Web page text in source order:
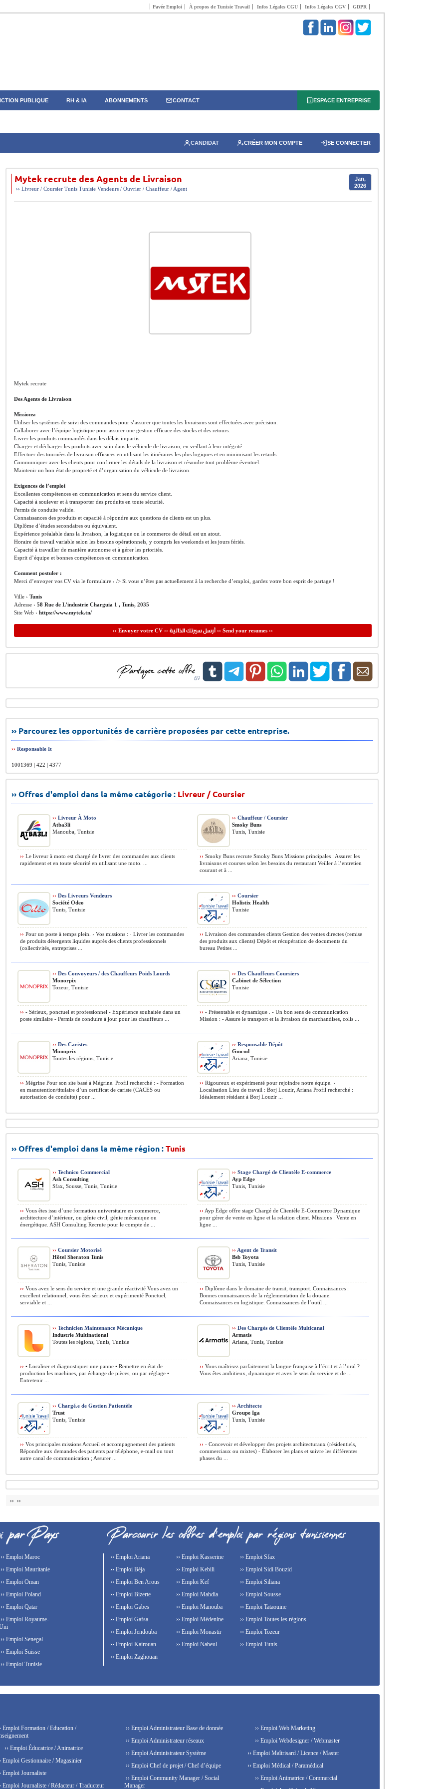
Pavée Emploi À propos de Tunisie Travail Infos Légales CGU Infos Légales CGV GDPR
PUBLIQUE RH & IA ABONNEMENTS CONTACT ESPACE ENTREPRISE
CANDIDAT CRÉER MON COMPTE SE CONNECTER
Mytek recrute des Agents de Livraison
Jan,
2026
›› Livreur / Coursier Tunis Tunisie Vendeurs / Ouvrier / Chauffeur / Agent
Mytek recrute
Des Agents de Livraison
Missions:
Utiliser les systèmes de suivi des commandes pour s’assurer que toutes les livraisons sont effectuées avec précision.
Collaborer avec l’équipe logistique pour assurer une gestion efficace des stocks et des retours.
Livrer les produits commandés dans les délais impartis.
Charger et décharger les produits avec soin dans le véhicule de livraison, en veillant à leur intégrité.
Effectuer des tournées de livraison efficaces en utilisant les itinéraires les plus logiques et en minimisant les retards.
Communiquer avec les clients pour confirmer les détails de la livraison et résoudre tout problème éventuel.
Maintenir un bon état de propreté et d’organisation du véhicule de livraison.
Exigences de l’emploi
Excellentes compétences en communication et sens du service client.
Capacité à soulever et à transporter des produits en toute sécurité.
Permis de conduite valide.
Connaissances des produits et capacité à répondre aux questions de clients est un plus.
Diplôme d’études secondaires ou équivalent.
Expérience préalable dans la livraison, la logistique ou le commerce de détail est un atout.
Horaire de travail variable selon les besoins opérationnels, y compris les weekends et les jours fériés.
Capacité à travailler de manière autonome et à gérer les priorités.
Esprit d’équipe et bonnes compétences en communication.
Comment postuler :
Merci d’envoyer vos CV via le formulaire › /> Si vous n’êtes pas actuellement à la recherche d’emploi, gardez votre bon esprit de partage !
Ville › Tunis
Adresse › 58 Rue de L’industrie Charguia 1 , Tunis, 2035
Site Web › https://www.mytek.tn/
›› Envoyer votre CV ›› أرسل سيرتك الذاتية‹‹ Send your resumes ‹‹
›› Parcourez les opportunités de carrière proposées par cette entreprise.
›› Responsable It
1001369 | 422 | 4377
›› Offres d'emploi dans la même catégorie : Livreur / Coursier
›› Livreur À Moto
Atba3li
Manouba, Tunisie
›› Le livreur à moto est chargé de livrer des commandes aux clients
rapidement et en toute sécurité en utilisant une moto. ...
›› Chauffeur / Coursier
Smoky Buns
Tunis, Tunisie
›› Smoky Buns recrute Smoky Buns Missions principales : Assurer les
livraisons et courses selon les besoins du restaurant Veiller à l’entretien
courant et à ...
›› Des Livreurs Vendeurs
Société Odeo
Tunis, Tunisie
›› Pour un poste à temps plein. › Vos missions : · Livrer les commandes
de produits détergents liquides auprès des clients professionnels
(collectivités, entreprises ...
›› Coursier
Holistix Health
Tunisie
›› Livraison des commandes clients Gestion des ventes directes (remise
des produits aux clients) Dépôt et récupération de documents du
bureau Petites ...
›› Des Convoyeurs / des Chauffeurs Poids Lourds
Monorpix
Tozeur, Tunisie
›› - Sérieux, ponctuel et professionnel - Expérience souhaitée dans un
poste similaire - Permis de conduire à jour pour les chauffeurs ...
›› Des Chauffeurs Coursiers
Cabinet de Sélection
Tunisie
›› - Présentable et dynamique . - Un bon sens de communication
Mission : - Assure le transport et la livraison de marchandises, colis ...
›› Des Caristes
Monoprix
Toutes les régions, Tunisie
›› Mégrine Pour son site basé à Mégrine. Profil recherché : - Formation
en manutention/titulaire d’un certificat de cariste (CACES ou
autorisation de conduite) pour ...
›› Responsable Dépôt
Gmcnd
Ariana, Tunisie
›› Rigoureux et expérimenté pour rejoindre notre équipe. ›
Localisation Lieu de travail : Borj Louzir, Ariana Profil recherché :
Idéalement résidant à Borj Louzir ...
›› Offres d'emploi dans la même région :Tunis
›› Technico Commercial
Ash Consulting
Sfax, Sousse, Tunis, Tunisie
›› Vous êtes issu d’une formation universitaire en commerce,
architecture d’intérieur, ou génie civil, génie mécanique ou
énergétique. ASH Consulting Recrute pour le compte de ...
›› Stage Chargé de Clientèle E-commerce
Ayp Edge
Tunis, Tunisie
›› Ayp Edge offre stage Chargé de Clientèle E-Commerce Dynamique
pour gérer de vente en ligne et la relation client. Missions : Vente en
ligne ...
›› Coursier Motorisé
Hôtel Sheraton Tunis
Tunis, Tunisie
›› Vous avez le sens du service et une grande réactivité Vous avez un
excellent relationnel, vous êtes sérieux et expérimenté Ponctuel,
serviable et ...
›› Agent de Transit
Bsb Toyota
Tunis, Tunisie
›› Diplôme dans le domaine de transit, transport. Connaissances :
Bonnes connaissances de la réglementation de la douane.
Connaissances en logistique. Connaissances de l’outil ...
›› Technicien Maintenance Mécanique
Industrie Multinational
Toutes les régions, Tunis, Tunisie
›› • Localiser et diagnostiquer une panne • Remettre en état de
production les machines, par échange de pièces, ou par réglage •
Entretenir ...
›› Des Chargés de Clientèle Multicanal
Armatis
Ariana, Tunis, Tunisie
›› Vous maîtrisez parfaitement la langue française à l’écrit et à l’oral ?
Vous êtes ambitieux, dynamique et avez le sens du service et de ...
›› Chargé.e de Gestion Patientèle
Trust
Tunis, Tunisie
›› Vos principales missions Accueil et accompagnement des patients
Répondre aux demandes des patients par téléphone, e-mail ou tout
autre canal de communication ; Assurer ...
›› Architecte
Groupe Iga
Tunis, Tunisie
›› - Concevoir et développer des projets architecturaux (résidentiels,
commerciaux ou mixtes) - Élaborer les plans et suivre les différentes
phases du ...
›› ››
›› Emploi Maroc
›› Emploi Mauritanie
›› Emploi Oman
›› Emploi Poland
›› Emploi Qatar
›› Emploi Royaume-
›› Emploi Senegal
›› Emploi Suisse
›› Emploi Tunisie
›› Emploi Ariana
›› Emploi Béja
›› Emploi Ben Arous
›› Emploi Bizerte
›› Emploi Gabes
›› Emploi Gafsa
›› Emploi Jendouba
›› Emploi Kairouan
›› Emploi Kasserine
›› Emploi Kebili
›› Emploi Kef
›› Emploi Mahdia
›› Emploi Manouba
›› Emploi Médenine
›› Emploi Monastir
›› Emploi Nabeul
›› Emploi Sfax
›› Emploi Sidi Bouzid
›› Emploi Siliana
›› Emploi Sousse
›› Emploi Tataouine
›› Emploi Toutes les régions
›› Emploi Tozeur
›› Emploi Tunis
›› Emploi Zaghouan
Emploi Formation / Education /
›› Emploi Éducatrice / Animatrice
Emploi Gestionnaire / Magasinier
Emploi Journaliste
Emploi Journaliste / Rédacteur / Traducteur
›› Emploi Administrateur Base de donnée
›› Emploi Administrateur réseaux
›› Emploi Administrateur Système
›› Emploi Chef de projet / Chef d’équipe
›› Emploi Community Manager / Social
Manager
›› Emploi Web Marketing
›› Emploi Webdesigner / Webmaster
›› Emploi Maîtrisard / Licence / Master
›› Emploi Médical / Paramédical
›› Emploi Animatrice / Commercial